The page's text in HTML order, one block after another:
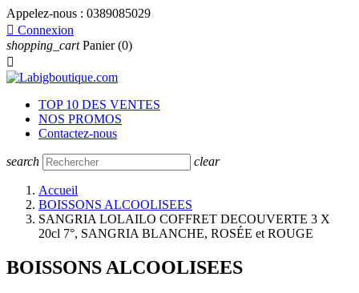
Appelez-nous : 0389085029
 Connexion
shopping_cart Panier (0)

TOP 10 DES VENTES
NOS PROMOS
Contactez-nous
search clear
Accueil
BOISSONS ALCOOLISEES
SANGRIA LOLAILO COFFRET DECOUVERTE 3 X
20cl 7°, SANGRIA BLANCHE, ROSÉE et ROUGE
BOISSONS ALCOOLISEES